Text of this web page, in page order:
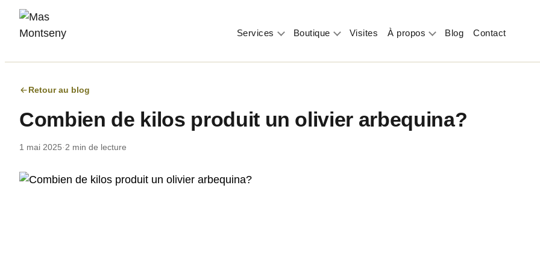
Services Boutique Visites À propos Blog Contact
Retour au blog
Combien de kilos produit un olivier arbequina?
1 mai 2025·2 min de lecture